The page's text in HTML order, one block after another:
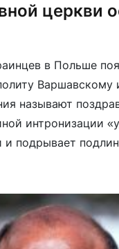
церкви
в Польше
называют
интронизации
подрывает
занять по